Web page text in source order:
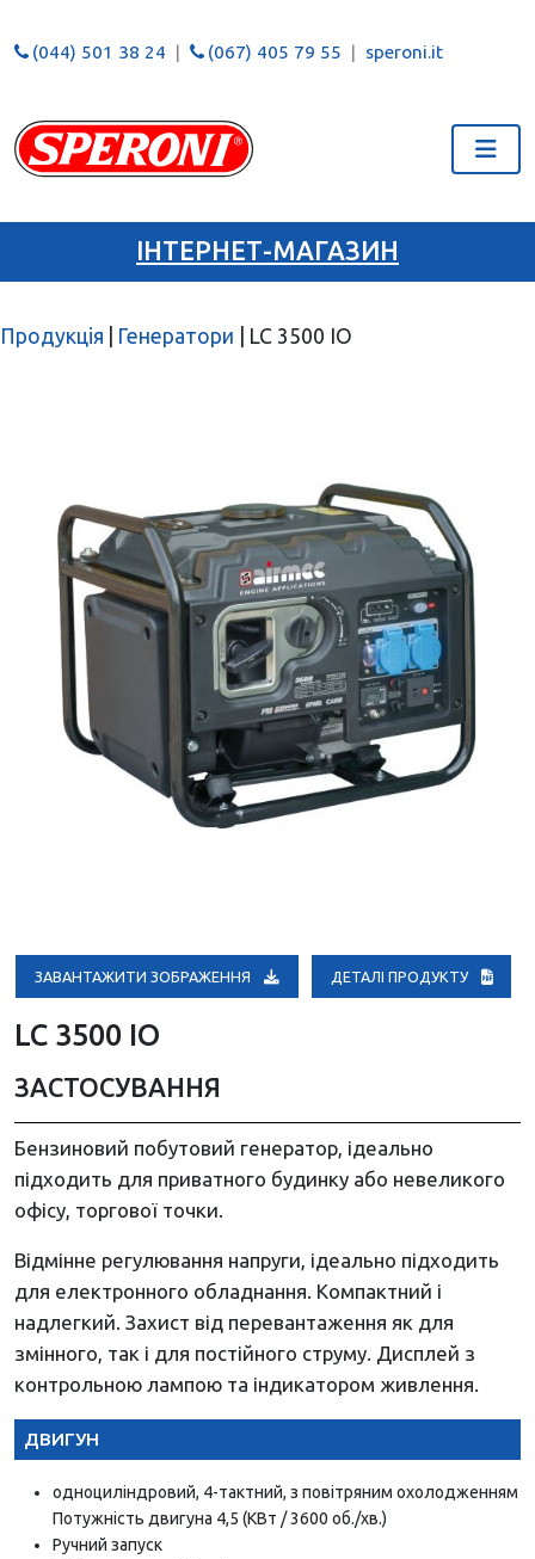
(044) 501 38 24 (067) 405 79 55 speroni.it
ІНТЕРНЕТ-МАГАЗИН
Продукція Генератори LC 3500 IO
ЗАВАНТАЖИТИ ЗОБРАЖЕННЯ ДЕТАЛІ ПРОДУКТУ
LC 3500 IO
ЗАСТОСУВАННЯ
Бензиновий побутовий генератор, ідеально
підходить для приватного будинку або невеликого
офісу, торгової точки.
Відмінне регулювання напруги, ідеально підходить
для електронного обладнання. Компактний і
надлегкий. Захист від перевантаження як для
змінного, так і для постійного струму. Дисплей з
контрольною лампою та індикатором живлення.
ДВИГУН
одноциліндровий, 4-тактний, з повітряним охолодженням
Потужність двигуна 4,5 (КВт / 3600 об./хв.)
Ручний запуск